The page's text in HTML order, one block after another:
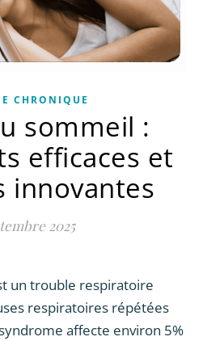
CHRONIQUE
sommeil :
efficaces et
innovantes
2025
respiratoires répétées
affecte environ 5%